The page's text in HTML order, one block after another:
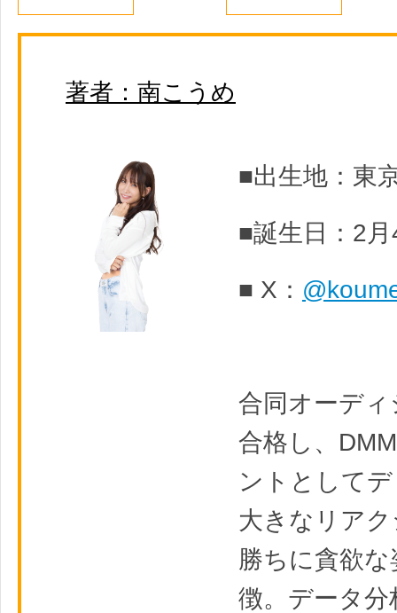
著者：南こうめ
■出生地：東
■誕生日：2
■ X：
合同オーデ
合格し、
ントとして
大きなリア
勝ちに貪欲
徴。データ分